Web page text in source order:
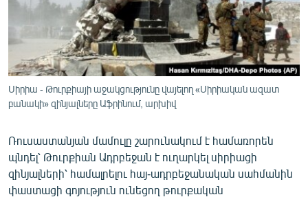
ՍՊՈՐՏ
ՄԵԿՆԱԲԱՆՈՒԹՅՈՒՆ
ՏՏ ԵՒ ԻՆՏԵՐՆԵՏ
ԱՐԽԻՎ
ԲԱՆԱՎԵՃ
ՁԳՏԵԼՈՎ ԼԱՎԱԳՈՒՅՆԻՆ
Սիրիա - Թուրքիայի աջակցությունը վայելող «Սիրիական ազատ
բանակի» զինյալները Աֆրինում, արխիվ
Ռուսաստանյան մամուլը շարունակում է համառորեն
պնդել՝ Թուրքիան Ադրբեջան է ուղարկել սիրիացի
զինյալների՝ համալրելու հայ-ադրբեջանական սահմանին
փաստացի գոյություն ունեցող թուրքական